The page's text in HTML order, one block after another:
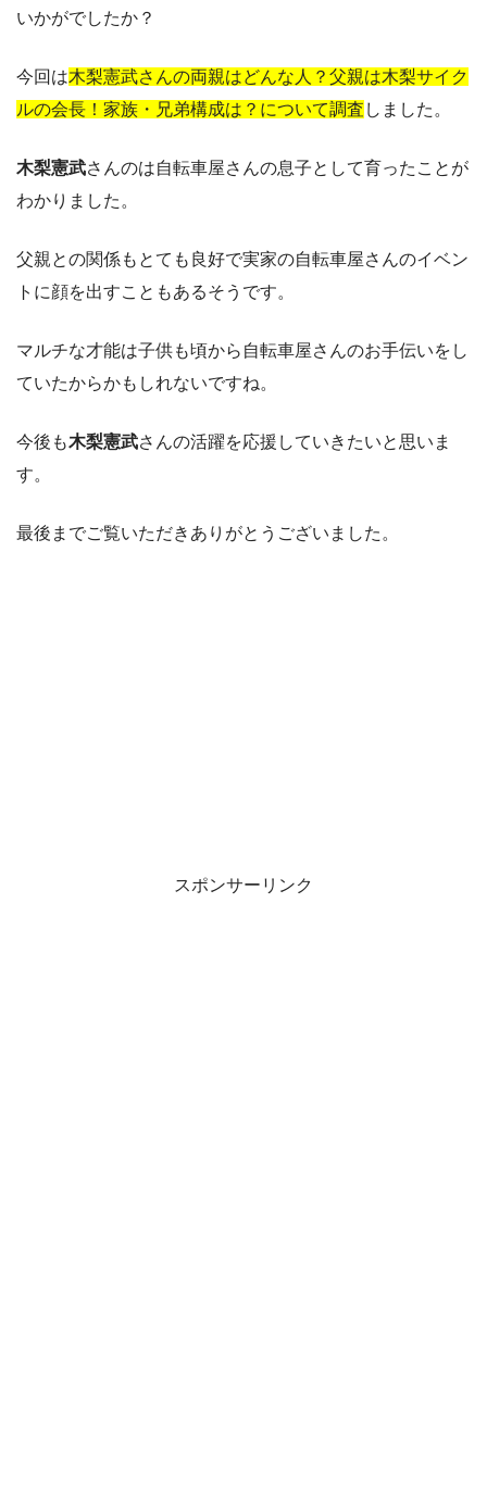
いかがでしたか？
今回は木梨憲武さんの両親はどんな人？父親は木梨サイク
ルの会長！家族・兄弟構成は？について調査 しました。
木梨憲武さんのは自転車屋さんの息子として育ったことが
わかりました。
父親との関係もとても良好で実家の自転車屋さんのイベン
トに顔を出すこともあるそうです。
マルチな才能は子供も頃から自転車屋さんのお手伝いをし
ていたからかもしれないですね。
今後も木梨憲武さんの活躍を応援していきたいと思いま
す。
最後までご覧いただきありがとうございました。
スポンサーリンク